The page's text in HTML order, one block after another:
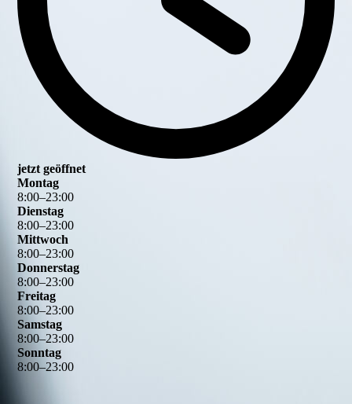
jetzt geöffnet
Montag
8:00–23:00
Dienstag
8:00–23:00
Mittwoch
8:00–23:00
Donnerstag
8:00–23:00
Freitag
8:00–23:00
Samstag
8:00–23:00
Sonntag
8:00–23:00